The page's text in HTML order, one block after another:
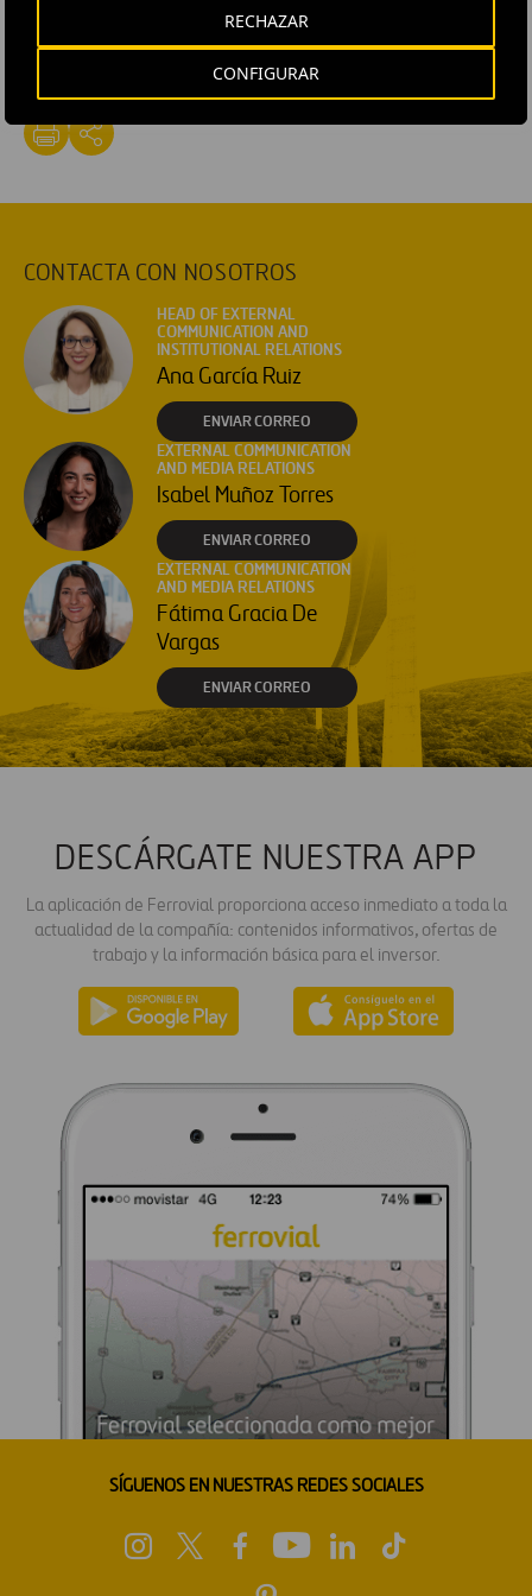
CONFIGURAR
RECHAZAR
Instalaciones
Cataluña
CONTACTA CON NOSOTROS
HEAD OF EXTERNAL
COMMUNICATION AND
INSTITUTIONAL RELATIONS
Ana García Ruiz
ENVIAR CORREO
EXTERNAL COMMUNICATION
AND MEDIA RELATIONS
Isabel Muñoz Torres
ENVIAR CORREO
EXTERNAL COMMUNICATION
AND MEDIA RELATIONS
Fátima Gracia De
Vargas
ENVIAR CORREO
DESCÁRGATE NUESTRA APP
La aplicación de Ferrovial proporciona acceso inmediato a toda la
actualidad de la compañía: contenidos informativos, ofertas de
trabajo y la información básica para el inversor.
SÍGUENOS EN NUESTRAS REDES SOCIALES